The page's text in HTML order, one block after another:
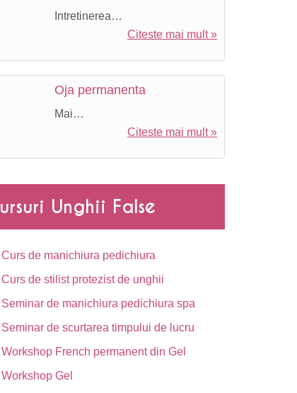
Intretinerea…
Citeste mai mult »
Oja permanenta
Mai…
Citeste mai mult »
Unghii False
Curs de manichiura pedichiura
Curs de stilist protezist de unghii
Seminar de manichiura pedichiura spa
Seminar de scurtarea timpului de lucru
Workshop French permanent din Gel
Workshop Gel